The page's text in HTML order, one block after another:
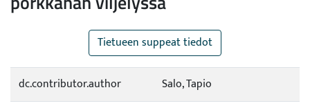
Tietueen suppeat tiedot
dc.contributor.author Salo, Tapio